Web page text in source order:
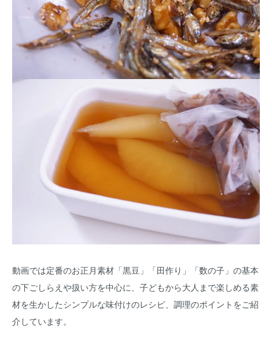
動画では定番のお正月素材「黒豆」「田作り」「数の子」の基本
の下ごしらえや扱い方を中心に、子どもから大人まで楽しめる素
材を生かしたシンプルな味付けのレシピ、調理のポイントをご紹
介しています。